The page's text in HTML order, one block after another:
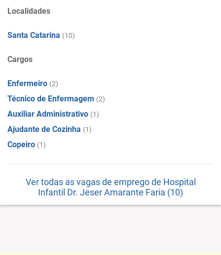
Localidades
Santa Catarina (10)
Cargos
Enfermeiro (2)
Técnico de Enfermagem (2)
Auxiliar Administrativo (1)
Ajudante de Cozinha (1)
Copeiro (1)
Ver todas as vagas de emprego de Hospital
Infantil Dr. Jeser Amarante Faria (10)